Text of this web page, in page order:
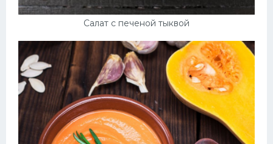
Салат с печеной тыквой